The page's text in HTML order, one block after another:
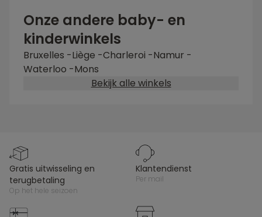
Onze andere baby- en
kinderwinkels
Bruxelles -Liège -Charleroi -Namur -
Waterloo -Mons
Bekijk alle winkels
gratis uitwisseling en
terugbetaling
op het hele seizoen
klantendienst
per mail